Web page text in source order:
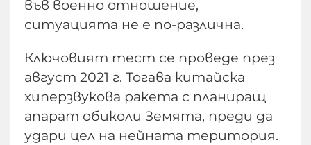
във военно отношение,
ситуацията не е по-различна.
Ключовият тест се проведе през
август 2021 г. Тогава китайска
хиперзвукова ракета с планиращ
апарат обиколи Земята, преди да
удари цел на нейната територия.